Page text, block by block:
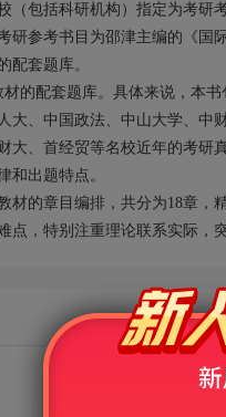
（包括科研机构）指定为考研
研参考书目为邵津主编的《国
配套题库。
的配套题库。具体来说，本书
大、中国政法、中山大学、中
大、首经贸等名校近年的考研
和出题特点。
材的章目编排，共分为18章
，特别注重理论联系实际，